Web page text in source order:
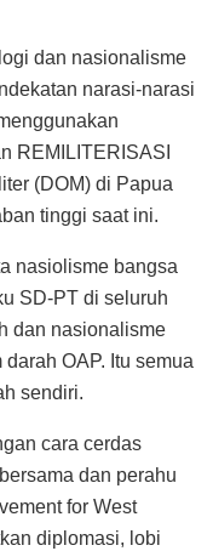
dan nasionalisme
narasi-narasi
REMILITERISASI
(DOM) di Papua
tinggi saat ini.
nasiolisme bangsa
SD-PT di seluruh
dan nasionalisme
OAP. Itu semua
sendiri.
cara cerdas
dan perahu
for West
diplomasi, lobi